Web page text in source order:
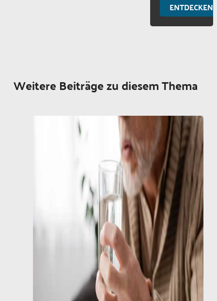
ENTDECKEN
Weitere Beiträge zu diesem Thema